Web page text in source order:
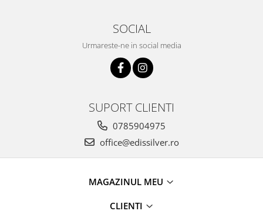
SOCIAL
Urmareste-ne in social media
SUPORT CLIENTI
0785904975
office@edissilver.ro
MAGAZINUL MEU
CLIENTI